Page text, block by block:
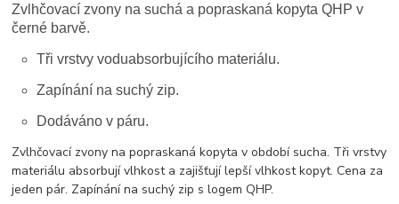
Zvlhčovací zvony na suchá a popraskaná kopyta QHP v
černé barvě.
Tři vrstvy voduabsorbujícího materiálu.
Zapínání na suchý zip.
Dodáváno v páru.
Zvlhčovací zvony na popraskaná kopyta v období sucha. Tři vrstvy
materiálu absorbují vlhkost a zajišťují lepší vlhkost kopyt. Cena za
jeden pár. Zapínání na suchý zip s logem QHP.